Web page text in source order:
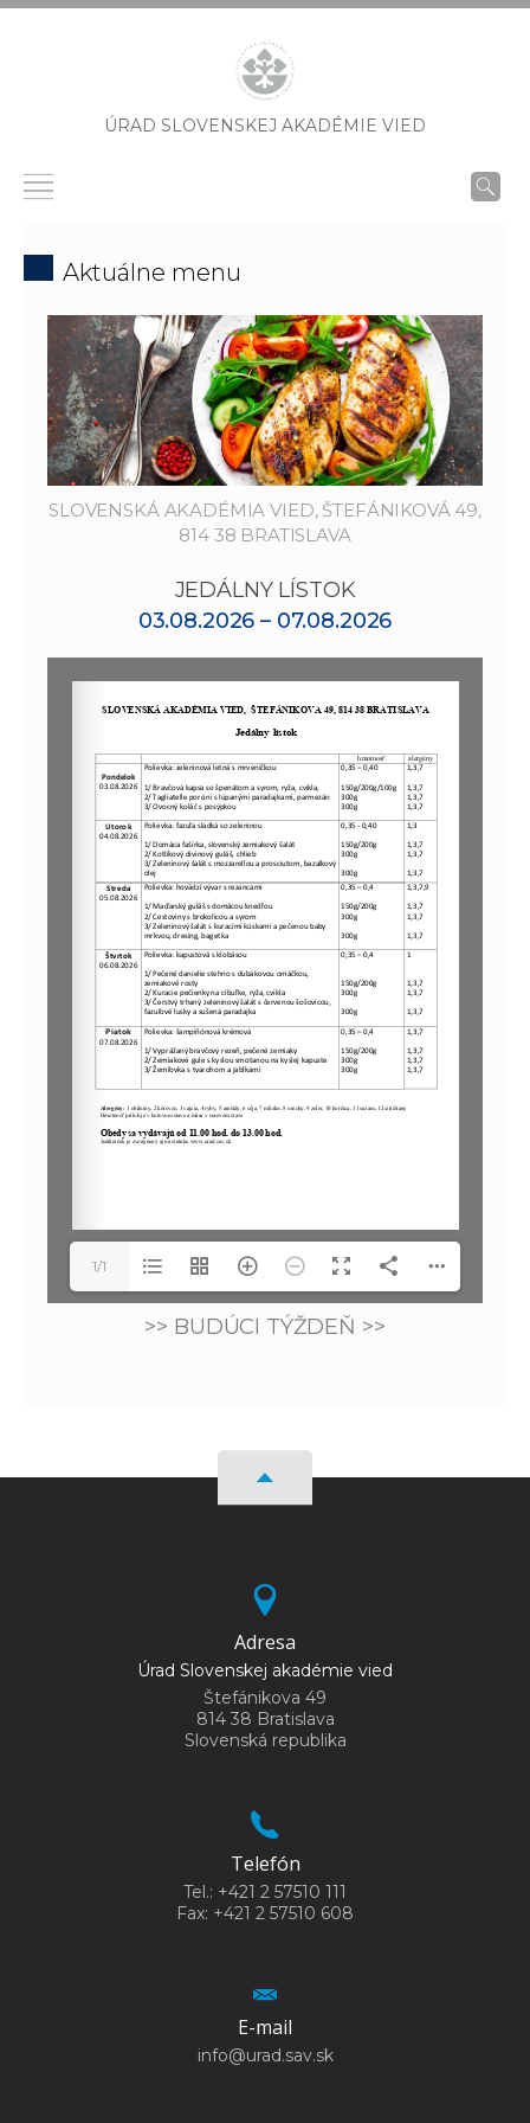
ÚRAD SLOVENSKEJ AKADÉMIE VIED
Aktuálne menu
SLOVENSKÁ AKADÉMIA VIED, ŠTEFÁNIKOVÁ 49,
814 38 BRATISLAVA
JEDÁLNY LÍSTOK
03.08.2026 – 07.08.2026
1/1
>> BUDÚCI TÝŽDEŇ >>
Adresa
Úrad Slovenskej akadémie vied
Štefánikova 49
814 38 Bratislava
Slovenská republika
Telefón
Tel.: +421 2 57510 111
Fax: +421 2 57510 608
E-mail
info@urad.sav.sk